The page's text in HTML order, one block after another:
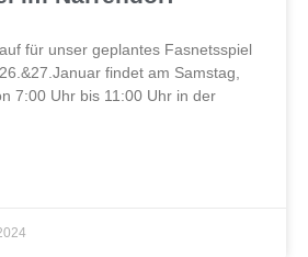
für unser geplantes Fasnetsspiel
findet am Samstag,
7:00 Uhr bis 11:00 Uhr in der